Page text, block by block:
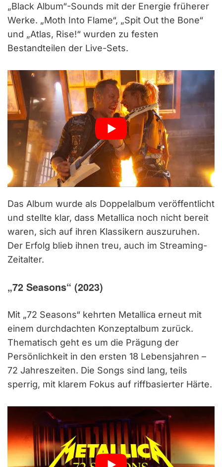
„Black Album“-Sounds mit der Energie früherer
Werke. „Moth Into Flame“, „Spit Out the Bone“
und „Atlas, Rise!“ wurden zu festen
Bestandteilen der Live-Sets.
Das Album wurde als Doppelalbum veröffentlicht
und stellte klar, dass Metallica noch nicht bereit
waren, sich auf ihren Klassikern auszuruhen.
Der Erfolg blieb ihnen treu, auch im Streaming-
Zeitalter.
„72 Seasons“ (2023)
Mit „72 Seasons“ kehrten Metallica erneut mit
einem durchdachten Konzeptalbum zurück.
Thematisch geht es um die Prägung der
Persönlichkeit in den ersten 18 Lebensjahren –
72 Jahreszeiten. Die Songs sind lang, teils
sperrig, mit klarem Fokus auf riffbasierter Härte.